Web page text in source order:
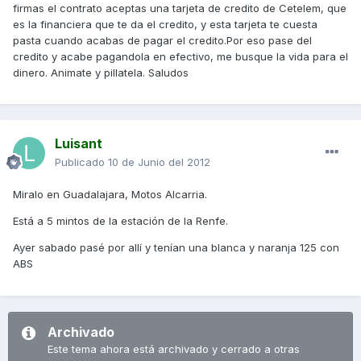
firmas el contrato aceptas una tarjeta de credito de Cetelem, que
es la financiera que te da el credito, y esta tarjeta te cuesta
pasta cuando acabas de pagar el credito.Por eso pase del
credito y acabe pagandola en efectivo, me busque la vida para el
dinero. Animate y pillatela. Saludos
Luisant
Publicado 10 de Junio del 2012
Miralo en Guadalajara, Motos Alcarria.
Está a 5 mintos de la estación de la Renfe.
Ayer sabado pasé por allí y tenían una blanca y naranja 125 con
ABS
Archivado
Este tema ahora está archivado y cerrado a otras